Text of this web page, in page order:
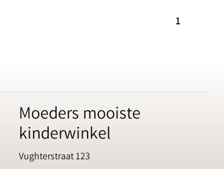
1
Moeders mooiste
kinderwinkel
Vughterstraat 123